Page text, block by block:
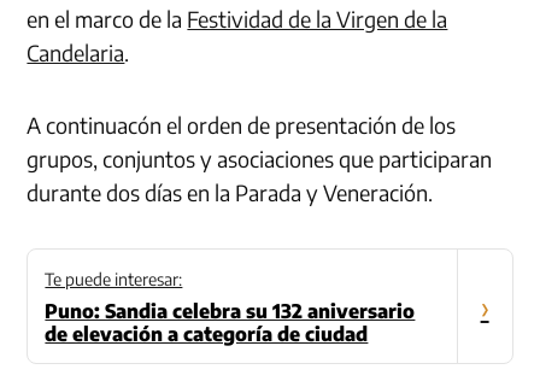
en el marco de la Festividad de la Virgen de la
Candelaria
A continuacón el orden de presentación de los
grupos, conjuntos y asociaciones que participaran
durante dos días en la Parada y Veneración.
Te puede interesar:
Puno: Sandia celebra su 132 aniversario
de elevación a categoría de ciudad
›